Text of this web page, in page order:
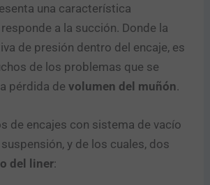
una característica
a la succión. Donde la
de presión dentro del encaje, es
de los problemas que se
pérdida devolumen del muñón.
de encajes con sistema de vacío
y de los cuales, dos
del liner: